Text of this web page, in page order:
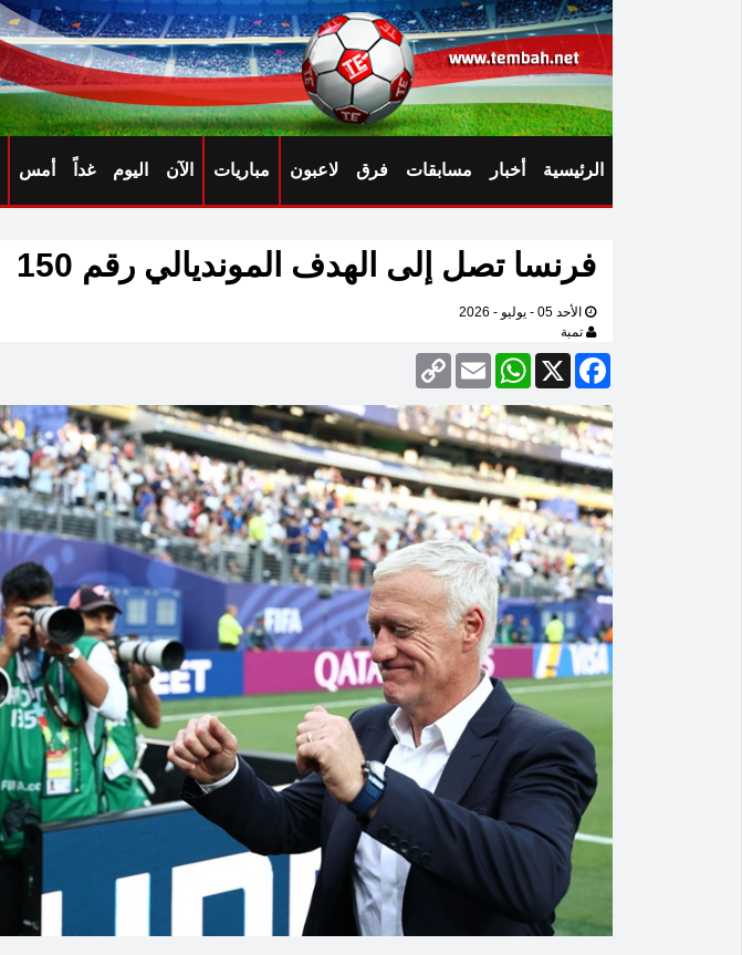
الرئيسية أخبار مسابقات فرق لاعبون مباريات الآن اليوم غداً أمس
فرنسا تصل إلى الهدف المونديالي رقم 150
الأحد 05 - يوليو - 2026
تمبة
Facebook
X
WhatsApp
Email
Copy
Link